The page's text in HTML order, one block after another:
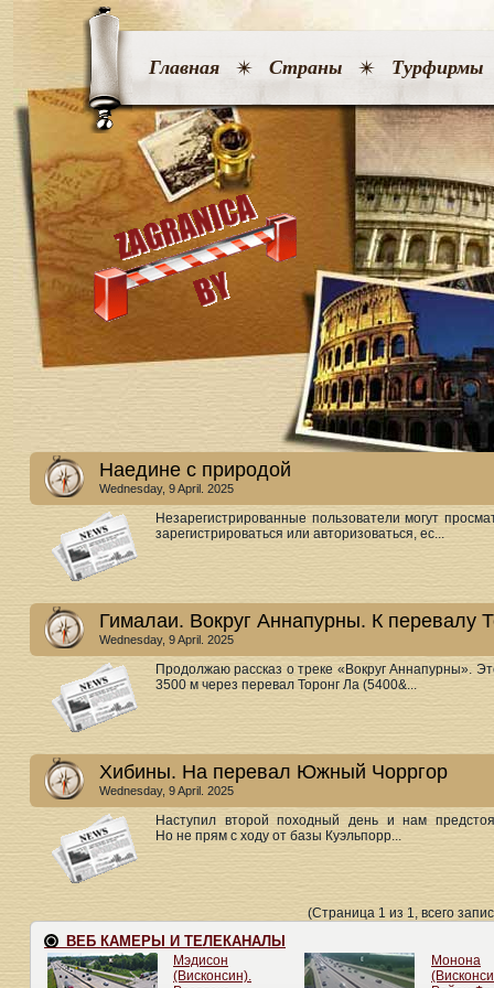
Главная Страны Турфирмы
Наедине с природой
Wednesday, 9 April. 2025
Незарегистрированные пользователи могут
зарегистрироваться или авторизоваться, ес...
Гималаи. Вокруг Аннапурны. К перевалу
Wednesday, 9 April. 2025
Продолжаю рассказ о треке «Вокруг Аннапурны».
3500 м через перевал Торонг Ла (5400&...
Хибины. На перевал Южный Чорргор
Wednesday, 9 April. 2025
Наступил второй походный день и нам
Но не прям с ходу от базы Куэльпорр...
(Страница 1 из 1, всего